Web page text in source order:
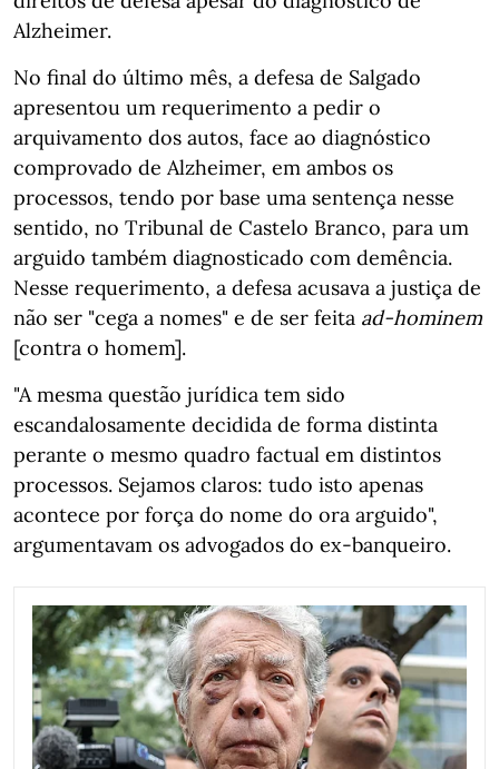
Alzheimer.
No final do último mês, a defesa de Salgado
apresentou um requerimento a pedir o
arquivamento dos autos, face ao diagnóstico
comprovado de Alzheimer, em ambos os
processos, tendo por base uma sentença nesse
sentido, no Tribunal de Castelo Branco, para um
arguido também diagnosticado com demência.
Nesse requerimento, a defesa acusava a justiça de
não ser "cega a nomes" e de ser feita ad-hominem
[contra o homem].
"A mesma questão jurídica tem sido
escandalosamente decidida de forma distinta
perante o mesmo quadro factual em distintos
processos. Sejamos claros: tudo isto apenas
acontece por força do nome do ora arguido",
argumentavam os advogados do ex-banqueiro.